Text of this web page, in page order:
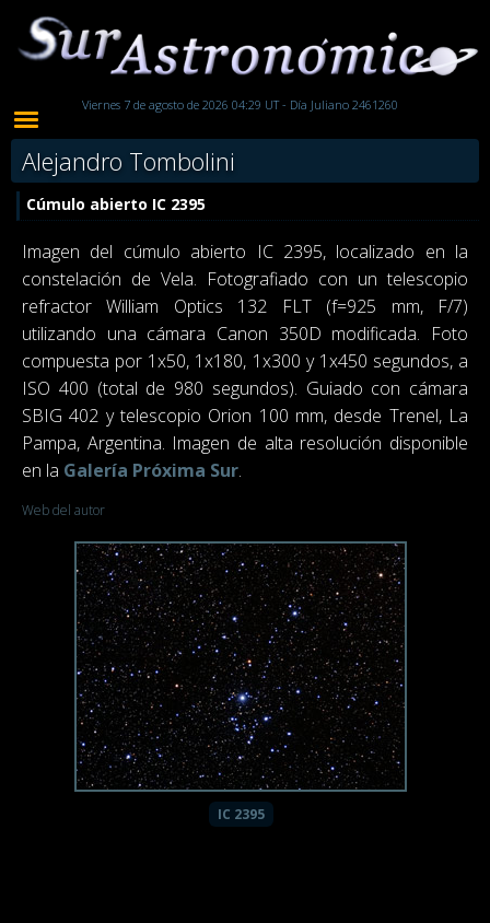
Viernes 7 de agosto de 2026 04:29 UT - Día Juliano 2461260
Alejandro Tombolini
Cúmulo abierto IC 2395
Imagen del cúmulo abierto IC 2395, localizado en la
constelación de Vela. Fotografiado con un telescopio
refractor William Optics 132 FLT (f=925 mm, F/7)
utilizando una cámara Canon 350D modificada. Foto
compuesta por 1x50, 1x180, 1x300 y 1x450 segundos, a
ISO 400 (total de 980 segundos). Guiado con cámara
SBIG 402 y telescopio Orion 100 mm, desde Trenel, La
Pampa, Argentina. Imagen de alta resolución disponible
en la Galería Próxima Sur.
Web del autor
IC 2395